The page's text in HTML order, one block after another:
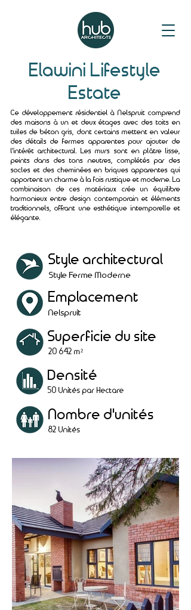
Elawini Lifestyle
Estate
Ce développement résidentiel à Nelspruit comprend
des maisons à un et deux étages avec des toits en
tuiles de béton gris, dont certains mettent en valeur
des détails de fermes apparentes pour ajouter de
l'intérêt architectural. Les murs sont en plâtre lisse,
peints dans des tons neutres, complétés par des
socles et des cheminées en briques apparentes qui
apportent un charme à la fois rustique et moderne. La
combinaison de ces matériaux crée un équilibre
harmonieux entre design contemporain et éléments
traditionnels, offrant une esthétique intemporelle et
élégante.
Style architectural
Style Ferme Moderne
Emplacement
Nelspruit
Superficie du site
20 642 m²
Densité
50 Unités par Hectare
Nombre d'unités
82 Unités